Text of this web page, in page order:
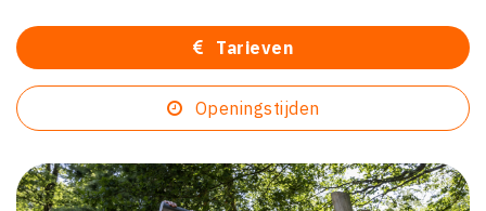
Tarieven
Openingstijden